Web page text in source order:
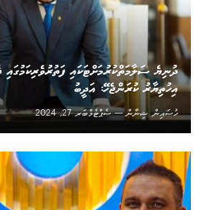
ދުނިޔެ ސަލާމަތްކުރުމަށްޓަކައި ފަތުރުވެރިކަމުގައި
އިހުތިޔާރު ކުރަންޖެހޭ: އަދީބު
ހުސައިން ޝިނާން
ސެޕްޓެމްބަރ 27, 2024